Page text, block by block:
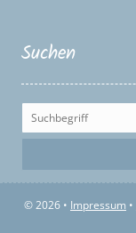
Suchen
© 2026 • Impressum •